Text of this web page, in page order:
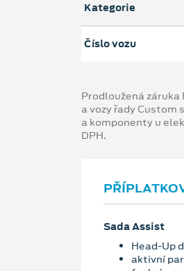
Kategorie
Číslo vozu
Prodloužená
a vozy řady Custom
a komponenty u
DPH.
Sada Assist
Head-Up
aktivní